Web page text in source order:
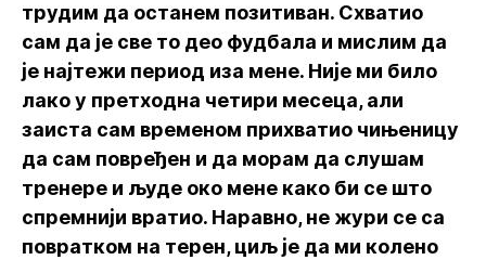
трудим да останем позитиван. Схватио
сам да је све то део фудбала и мислим да
је најтежи период иза мене. Није ми било
лако у претходна четири месеца, али
заиста сам временом прихватио чињеницу
да сам повређен и да морам да слушам
тренере и људе око мене како би се што
спремнији вратио. Наравно, не жури се са
повратком на терен, циљ је да ми колено